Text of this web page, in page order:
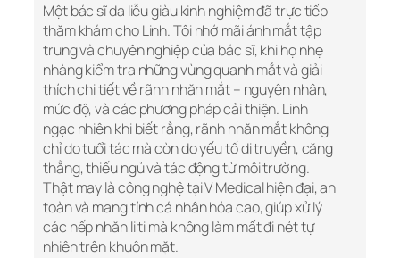
Một bác sĩ da liễu giàu kinh nghiệm đã trực tiếp
thăm khám cho Linh. Tôi nhớ mãi ánh mắt tập
trung và chuyên nghiệp của bác sĩ, khi họ nhẹ
nhàng kiểm tra những vùng quanh mắt và giải
thích chi tiết về rãnh nhăn mắt – nguyên nhân,
mức độ, và các phương pháp cải thiện. Linh
ngạc nhiên khi biết rằng, rãnh nhăn mắt không
chỉ do tuổi tác mà còn do yếu tố di truyền, căng
thẳng, thiếu ngủ và tác động từ môi trường.
Thật may là công nghệ tại V Medical hiện đại, an
toàn và mang tính cá nhân hóa cao, giúp xử lý
các nếp nhăn li ti mà không làm mất đi nét tự
nhiên trên khuôn mặt.